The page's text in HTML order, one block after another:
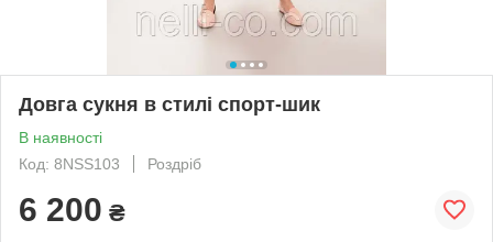
Довга сукня в стилі спорт-шик
В наявності
Код: 8NSS103
Роздріб
6 200 ₴